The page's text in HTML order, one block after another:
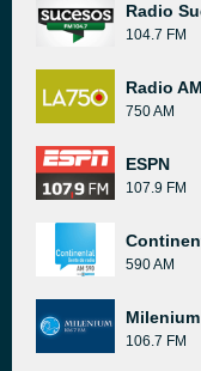
Radio
104.7 FM
Radio
750 AM
ESPN
107.9 FM
590 AM
106.7 FM